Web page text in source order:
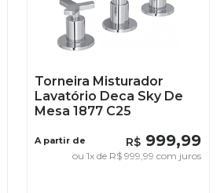
Torneira Misturador
Lavatório Deca Sky De
Mesa 1877 C25
A partir de R$ 999,99
ou1x de R$ 999 ,99 com juros